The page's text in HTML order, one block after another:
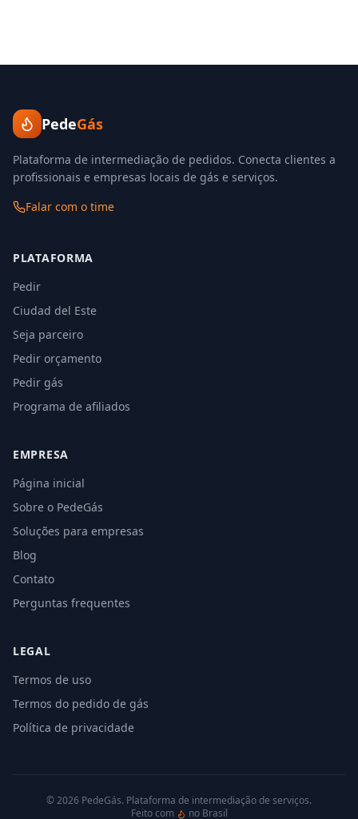
PedeGás
Plataforma de intermediação de pedidos. Conecta clientes a
profissionais e empresas locais de gás e serviços.
Falar com o time
PLATAFORMA
Pedir
Ciudad del Este
Seja parceiro
Pedir orçamento
Pedir gás
Programa de afiliados
EMPRESA
Página inicial
Sobre o PedeGás
Soluções para empresas
Blog
Contato
Perguntas frequentes
LEGAL
Termos de uso
Termos do pedido de gás
Política de privacidade
©2026 PedeGás. Plataforma de intermediação de serviços.
Feito com
no Brasil